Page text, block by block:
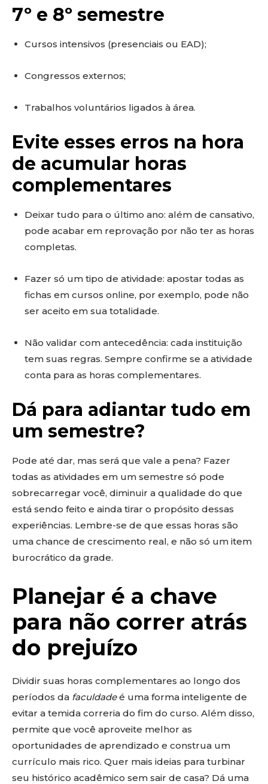
7º e 8º semestre
Cursos intensivos (presenciais ou EAD);
Congressos externos;
Trabalhos voluntários ligados à área.
Evite esses erros na hora
de acumular horas
complementares
Deixar tudo para o último ano: além de cansativo,
pode acabar em reprovação por não ter as horas
completas.
Fazer só um tipo de atividade: apostar todas as
fichas em cursos online, por exemplo, pode não
ser aceito em sua totalidade.
Não validar com antecedência: cada instituição
tem suas regras. Sempre confirme se a atividade
conta para as horas complementares.
Dá para adiantar tudo em
um semestre?
Pode até dar, mas será que vale a pena? Fazer
todas as atividades em um semestre só pode
sobrecarregar você, diminuir a qualidade do que
está sendo feito e ainda tirar o propósito dessas
experiências. Lembre-se de que essas horas são
uma chance de crescimento real, e não só um item
burocrático da grade.
Planejar é a chave
para não correr atrás
do prejuízo
Dividir suas horas complementares ao longo dos
períodos da faculdadeé uma forma inteligente de
evitar a temida correria do fim do curso. Além disso,
permite que você aproveite melhor as
oportunidades de aprendizado e construa um
currículo mais rico. Quer mais ideias para turbinar
seu histórico acadêmico sem sair de casa? Dá uma